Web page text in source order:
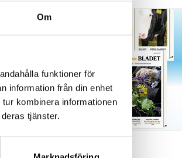
Om
funktioner för
information från din enhet
kombinera informationen
tjänster.